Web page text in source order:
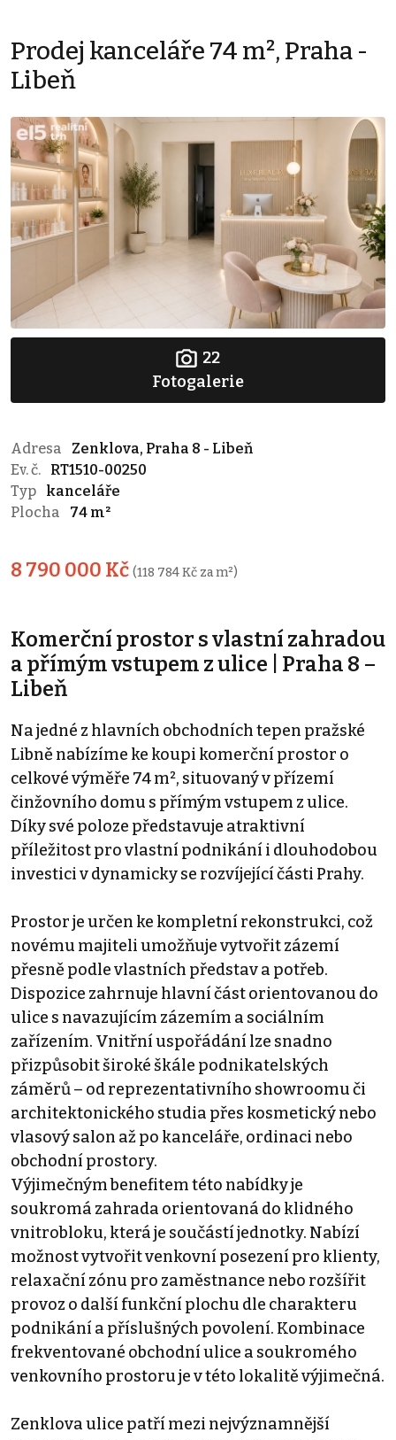
Prodej kanceláře 74 m², Praha -
Libeň
22
Fotogalerie
Adresa
Zenklova, Praha 8 - Libeň
Ev. č.
RT1510-00250
Typ
kanceláře
Plocha
74 m²
8 790 000 Kč (118 784 Kč za m²)
Komerční prostor s vlastní zahradou
a přímým vstupem z ulice | Praha 8 –
Libeň
Na jedné z hlavních obchodních tepen pražské
Libně nabízíme ke koupi komerční prostor o
celkové výměře 74 m², situovaný v přízemí
činžovního domu s přímým vstupem z ulice.
Díky své poloze představuje atraktivní
příležitost pro vlastní podnikání i dlouhodobou
investici v dynamicky se rozvíjející části Prahy.
Prostor je určen ke kompletní rekonstrukci, což
novému majiteli umožňuje vytvořit zázemí
přesně podle vlastních představ a potřeb.
Dispozice zahrnuje hlavní část orientovanou do
ulice s navazujícím zázemím a sociálním
zařízením. Vnitřní uspořádání lze snadno
přizpůsobit široké škále podnikatelských
záměrů – od reprezentativního showroomu či
architektonického studia přes kosmetický nebo
vlasový salon až po kanceláře, ordinaci nebo
obchodní prostory.
Výjimečným benefitem této nabídky je
soukromá zahrada orientovaná do klidného
vnitrobloku, která je součástí jednotky. Nabízí
možnost vytvořit venkovní posezení pro klienty,
relaxační zónu pro zaměstnance nebo rozšířit
provoz o další funkční plochu dle charakteru
podnikání a příslušných povolení. Kombinace
frekventované obchodní ulice a soukromého
venkovního prostoru je v této lokalitě výjimečná.
Zenklova ulice patří mezi nejvýznamnější